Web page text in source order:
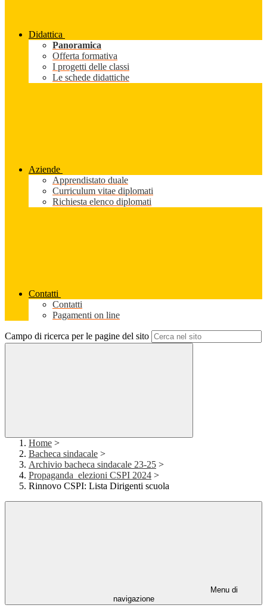
Didattica
Panoramica
Offerta formativa
I progetti delle classi
Le schede didattiche
Aziende
Apprendistato duale
Curriculum vitae diplomati
Richiesta elenco diplomati
Contatti
Contatti
Pagamenti on line
Campo di ricerca per le pagine del sito
Home >
Bacheca sindacale >
Archivio bacheca sindacale 23-25 >
Propaganda_elezioni CSPI 2024 >
Rinnovo CSPI: Lista Dirigenti scuola
Menu di
navigazione